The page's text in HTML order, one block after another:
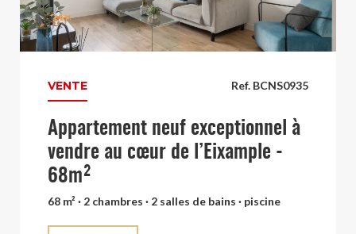
Ref. BCNS0935
VENTE
Appartement neuf exceptionnel à
vendre au cœur de l’Eixample -
68m²
68 m² · 2 chambres · 2 salles de bains · piscine